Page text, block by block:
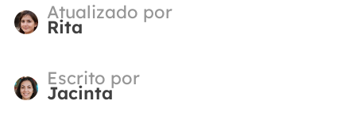
Atualizado por
Rita
Escrito por
Jacinta